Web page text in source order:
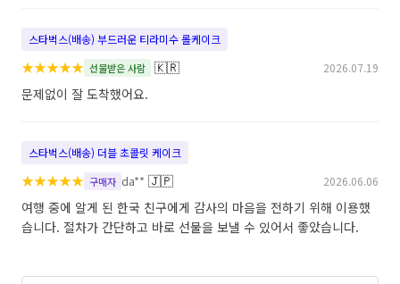
스타벅스(배송) 부드러운 티라미수 롤케이크
★★★★★ 선물받은 사람 🇰🇷 2026.07.19
문제없이 잘 도착했어요.
스타벅스(배송) 더블 초콜릿 케이크
★★★★★ 구매자 da** 🇯🇵 2026.06.06
여행 중에 알게 된 한국 친구에게 감사의 마음을 전하기 위해 이용했
습니다. 절차가 간단하고 바로 선물을 보낼 수 있어서 좋았습니다.